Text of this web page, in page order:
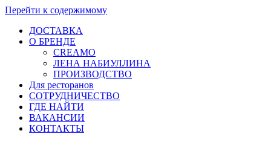
Перейти к содержимому
ДОСТАВКА
О БРЕНДЕ
CREAMO
ЛЕНА НАБИУЛЛИНА
ПРОИЗВОДСТВО
Для ресторанов
CОТРУДНИЧЕСТВО
ГДЕ НАЙТИ
ВАКАНСИИ
КОНТАКТЫ